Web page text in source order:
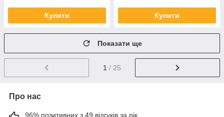
Купити Купити
Показати ще
1 / 25
Про нас
96% позитивних з 49 відгуків за рік